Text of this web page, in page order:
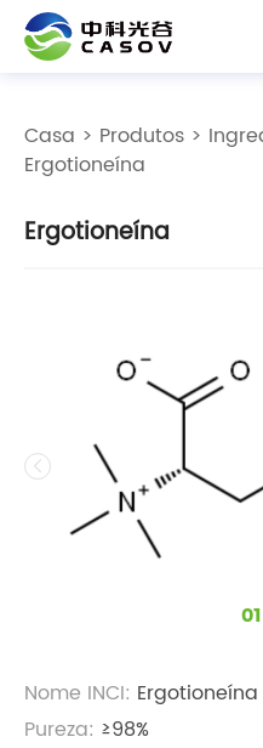
Casa > Produtos >
Ergotioneína
Ergotioneína
1
Nome INCI: Ergotioneína
Pureza: ≥98%